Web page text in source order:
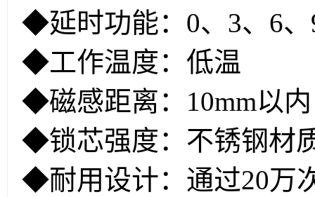
◆延时功能：0、3、6
◆工作温度：低温
◆磁感距离：10mm以内
◆锁芯强度：不锈钢材
◆耐用设计：通过20万